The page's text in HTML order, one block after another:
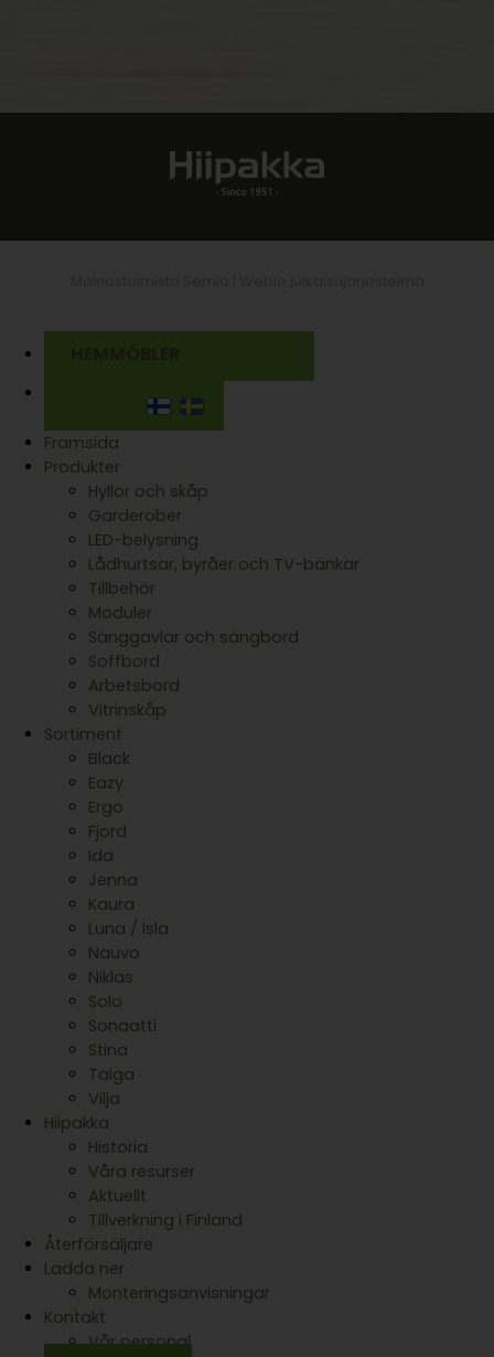
Framsida
Produkter
Hyllor och skåp
Garderober
LED-belysning
Lådhurtsar, byråer och TV-bänkar
Tillbehör
Moduler
Sänggavlar och sängbord
Soffbord
Arbetsbord
Vitrinskåp
Sortiment
Black
Eazy
Ergo
Fjord
Ida
Jenna
Kaura
Luna / Isla
Nauvo
Niklas
Solo
Sonaatti
Stina
Taiga
Vilja
Hiipakka
Historia
Våra resurser
Aktuellt
Tillverkning i Finland
Återförsäljare
Ladda ner
Monteringsanvisningar
Kontakt
Vår personal